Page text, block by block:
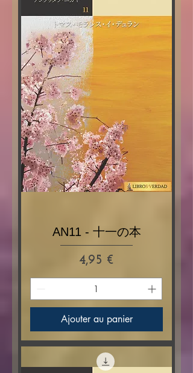
AN11 - 十一の本
Prix
4,95 €
Ajouter au panier